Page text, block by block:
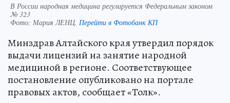
В России народная медицина регулируется Федеральным законом
№ 323
Фото: Мария ЛЕНЦ. Перейти в Фотобанк КП
Минздрав Алтайского края утвердил порядок
выдачи лицензий на занятие народной
медициной в регионе. Соответствующее
постановление опубликовано на портале
правовых актов, сообщает «Толк».